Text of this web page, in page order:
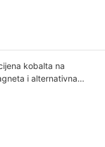
kobalta na
i alternativna